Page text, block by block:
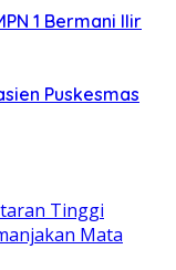
1 Bermani Ilir
Puskesmas